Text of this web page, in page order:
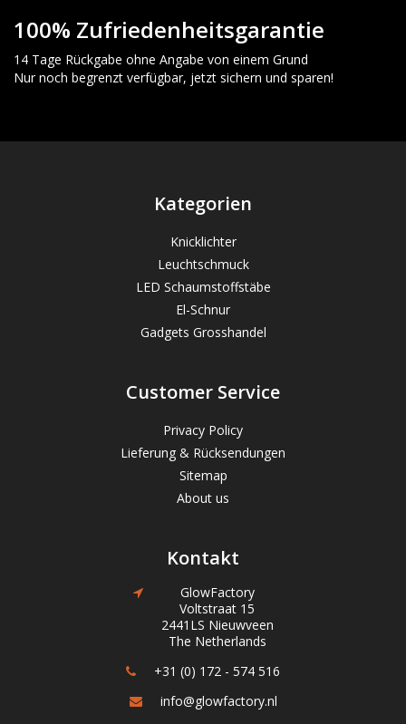
100% Zufriedenheitsgarantie
14 Tage Rückgabe ohne Angabe von einem Grund
Nur noch begrenzt verfügbar, jetzt sichern und sparen!
Kategorien
Knicklichter
Leuchtschmuck
LED Schaumstoffstäbe
El-Schnur
Gadgets Grosshandel
Customer Service
Privacy Policy
Lieferung & Rücksendungen
Sitemap
About us
Kontakt
GlowFactory
Voltstraat 15
2441LS Nieuwveen
The Netherlands
+31 (0) 172 - 574 516
info@glowfactory.nl